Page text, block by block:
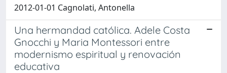
2012-01-01 Cagnolati, Antonella
Una hermandad católica. Adele Costa
Gnocchi y Maria Montessori entre
modernismo espiritual y renovación
educativa